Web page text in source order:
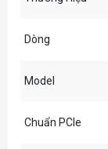
Dòng
Model
Chuẩn PCIe